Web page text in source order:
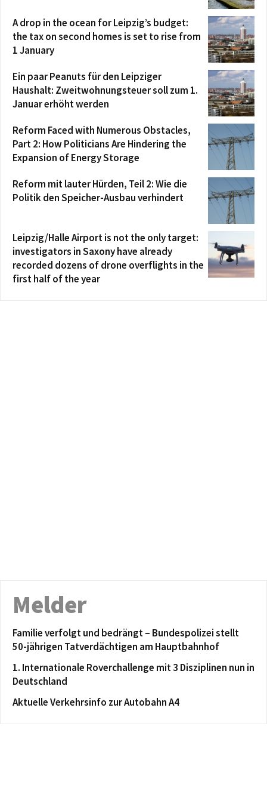
A drop in the ocean for Leipzig’s budget:
the tax on second homes is set to rise from
1 January
Ein paar Peanuts für den Leipziger
Haushalt: Zweitwohnungsteuer soll zum 1.
Januar erhöht werden
Reform Faced with Numerous Obstacles,
Part 2: How Politicians Are Hindering the
Expansion of Energy Storage
Reform mit lauter Hürden, Teil 2: Wie die
Politik den Speicher-Ausbau verhindert
Leipzig/Halle Airport is not the only target:
investigators in Saxony have already
recorded dozens of drone overflights in the
first half of the year
Melder
Familie verfolgt und bedrängt – Bundespolizei stellt
50-jährigen Tatverdächtigen am Hauptbahnhof
1. Internationale Roverchallenge mit 3 Disziplinen nun in
Deutschland
Aktuelle Verkehrsinfo zur Autobahn A4